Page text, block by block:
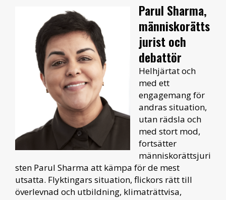
Parul Sharma,
människorätts
jurist och
debattör
Helhjärtat och
med ett
engagemang för
andras situation,
utan rädsla och
med stort mod,
fortsätter
människorättsjuri
sten Parul Sharma att kämpa för de mest
utsatta. Flyktingars situation, flickors rätt till
överlevnad och utbildning, klimaträttvisa,